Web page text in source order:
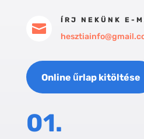

ÍRJ NEKÜNK E-
Online űrlap kitöltése
01.